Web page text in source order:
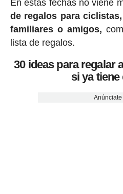
En estas fechas no viene
de regalos para
familiares o amigos,
lista de regalos.
30 ideas para regalar
si ya tiene